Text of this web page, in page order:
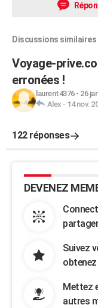
Discussions similaires
Voyage-
erronées !
laurent4376- 26
Alex - 14 nov.
122 réponses
DEVENEZ
Suivez
Mettez
autres